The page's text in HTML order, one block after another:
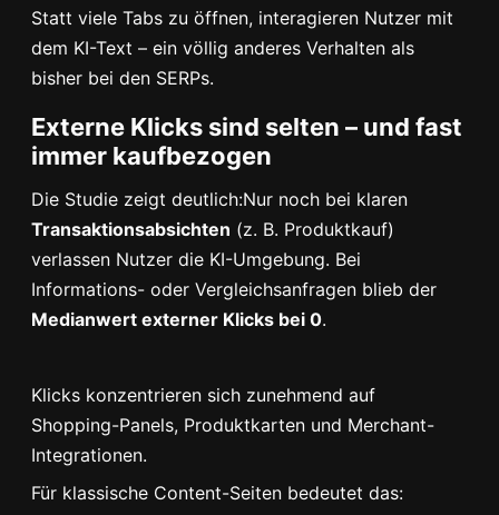
Statt viele Tabs zu öffnen, interagieren Nutzer mit
dem KI-Text – ein völlig anderes Verhalten als
bisher bei den SERPs.
Externe Klicks sind selten – und fast
immer kaufbezogen
Die Studie zeigt deutlich:Nur noch bei klaren
Transaktionsabsichten (z. B. Produktkauf)
verlassen Nutzer die KI-Umgebung. Bei
Informations- oder Vergleichsanfragen blieb der
Medianwert externer Klicks bei 0.
Klicks konzentrieren sich zunehmend auf
Shopping-Panels, Produktkarten und Merchant-
Integrationen.
Für klassische Content-Seiten bedeutet das: